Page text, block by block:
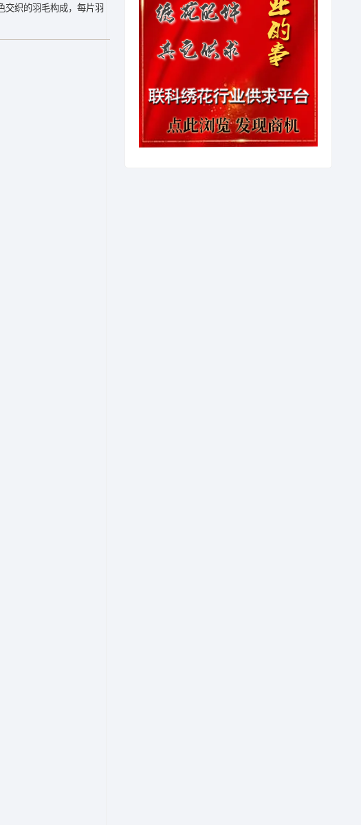
交织的羽毛构成，每片羽